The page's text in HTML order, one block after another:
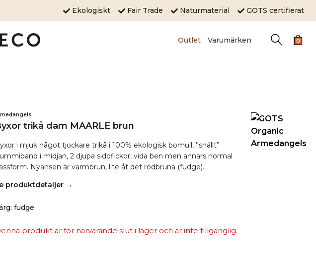
Ekologiskt Fair Trade Naturmaterial GOTS certifierat
Outlet Varumärken 0
trikå dam MAARLE brun
i mjuk något tjockare trikå i 100% ekologisk bomull, ”snällt”
i midjan, 2 djupa sidofickor, vida ben men annars normal
Nyansen är varmbrun, lite åt det rödbruna (fudge).
produktdetaljer →
: fudge
produkt är för närvarande slut i lager och är inte tillgänglig.